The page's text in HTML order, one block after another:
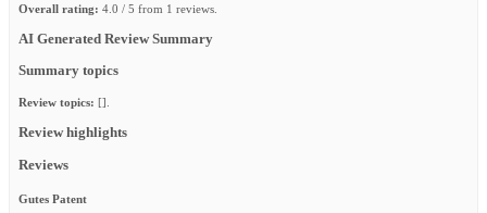
Overall rating: 4.0 / 5 from 1 reviews.
AI Generated Review Summary
Summary topics
Review topics: [].
Review highlights
Reviews
Gutes Patent